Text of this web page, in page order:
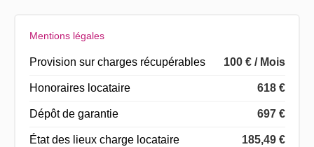
Mentions légales
Provision sur charges récupérables 100 € / Mois
Honoraires locataire 618 €
Dépôt de garantie 697 €
État des lieux charge locataire 185,49 €